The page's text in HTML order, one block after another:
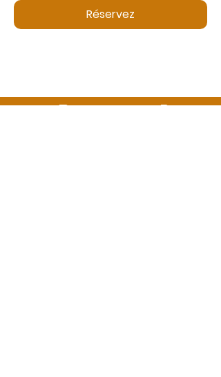
Réservez
Des questions ?